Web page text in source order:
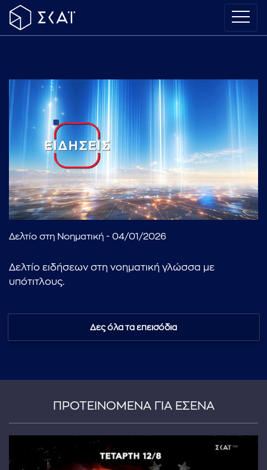
Δελτίο στη Νοηματική - 04/01/2026
Δελτίο ειδήσεων στη νοηματική γλώσσα με
υπότιτλους.
Δες όλα τα επεισόδια
ΠΡΟΤΕΙΝΟΜΕΝΑ ΓΙΑ ΕΣΕΝΑ